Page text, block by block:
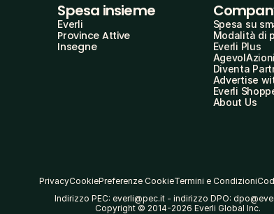
Spesa insieme
Everli
Province Attive
Insegne
Spesa su
Modalità di
Everli Plus
AgevolAzioni
Diventa
Advertise
Everli
About Us
PrivacyCookiePreferenze CookieTermini e Condizioni
Indirizzo PEC: everli@pec.it - indirizzo DPO:
Copyright © 2014-2026 Everli Global Inc.